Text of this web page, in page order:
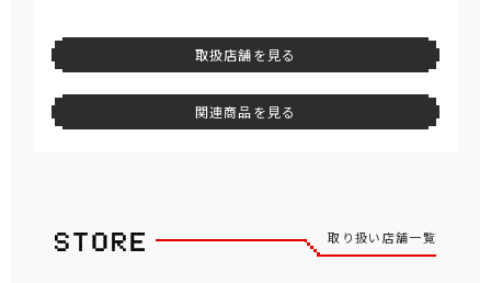
取扱店舗を見る
関連商品を見る
取り扱い店舗一覧